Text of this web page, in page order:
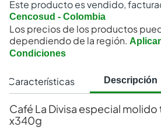
Este producto es vendido,
Cencosud - Colombia
Los precios de los productos
dependiendo de la región.
Condiciones
Características Descripción
Café La Divisa especial
x340g